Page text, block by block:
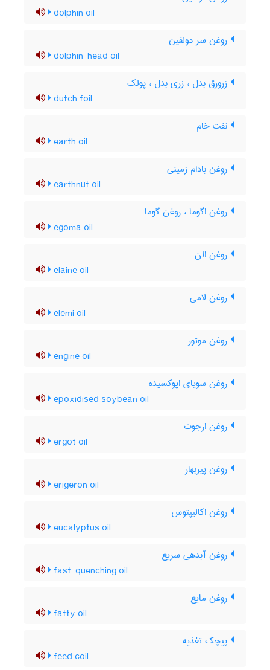
dolphin oil
روغن سر دولفین
dolphin-head oil
زرورق بدل ، زری بدل ، پولک
dutch foil
نفت خام
earth oil
روغن بادام زمینی
earthnut oil
روغن اگوما ، روغن گوما
egoma oil
روغن الن
elaine oil
روغن لامی
elemi oil
روغن موتور
engine oil
روغن سویای اپوکسیده
epoxidised soybean oil
روغن ارجوت
ergot oil
روغن پیربهار
erigeron oil
روغن اکالیپتوس
eucalyptus oil
روغن آبدهی سریع
fast-quenching oil
روغن مایع
fatty oil
پیچک تغذیه
feed coil